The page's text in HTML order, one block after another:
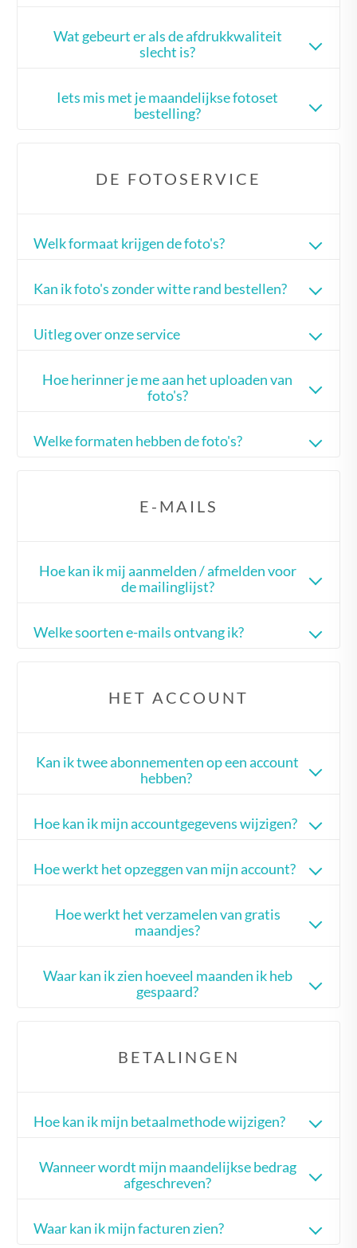
Wat gebeurt er als de afdrukkwaliteit
slecht is?
Iets mis met je maandelijkse fotoset
bestelling?
DE FOTOSERVICE
Welk formaat krijgen de foto's?
Kan ik foto's zonder witte rand bestellen?
Uitleg over onze service
Hoe herinner je me aan het uploaden van
foto's?
Welke formaten hebben de foto's?
E-MAILS
Hoe kan ik mij aanmelden / afmelden voor
de mailinglijst?
Welke soorten e-mails ontvang ik?
HET ACCOUNT
Kan ik twee abonnementen op een account
hebben?
Hoe kan ik mijn accountgegevens wijzigen?
Hoe werkt het opzeggen van mijn account?
Hoe werkt het verzamelen van gratis
maandjes?
Waar kan ik zien hoeveel maanden ik heb
gespaard?
BETALINGEN
Hoe kan ik mijn betaalmethode wijzigen?
Wanneer wordt mijn maandelijkse bedrag
afgeschreven?
Waar kan ik mijn facturen zien?